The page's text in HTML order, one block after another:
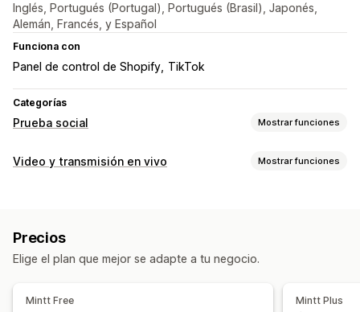
Inglés, Portugués (Portugal), Portugués (Brasil), Japonés,
Alemán, Francés, y Español
Funciona con
Panel de control de Shopify TikTok
Categorías
Prueba social Mostrar funciones
Tipo de contenido
Diseños personalizados
Informes y estadísticas
Video y transmisión en vivo Mostrar funciones
Video interactivo
Precios
Elige el plan que mejor se adapte a tu negocio.
Mintt Free Mintt Plus